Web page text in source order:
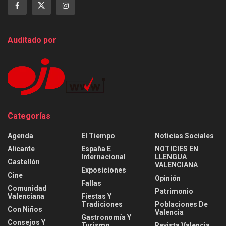
Auditado por
Categorías
Agenda
Alicante
Castellón
Cine
Comunidad
Valenciana
Con Niños
Consejos Y
El Tiempo
España E
Internacional
Exposiciones
Fallas
Fiestas Y
Tradiciones
Gastronomía Y
Noticias Sociales
NOTICIES EN
LLENGUA
VALENCIANA
Opinión
Patrimonio
Poblaciones De
Valencia